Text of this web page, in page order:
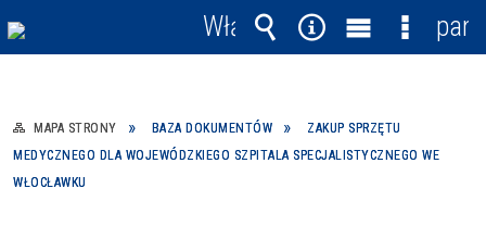
MAPA STRONY BAZA DOKUMENTÓW
ZAKUP SPRZĘTU
MEDYCZNEGO DLA WOJEWÓDZKIEGO SZPITALA SPECJALISTYCZNEGO WE
WŁOCŁAWKU
Włącz
powiadomienia
Wyszukiwarka
Narzędzia
MenuMenu